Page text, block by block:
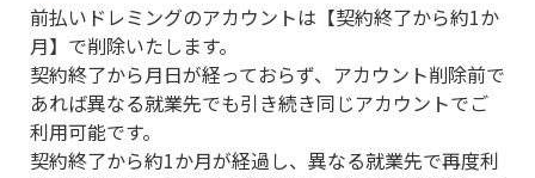
前払いドレミングのアカウントは【契約終了から約1か
月】で削除いたします。
契約終了から月日が経っておらず、アカウント削除前で
あれば異なる就業先でも引き続き同じアカウントでご
利用可能です。
契約終了から約1か月が経過し、異なる就業先で再度利